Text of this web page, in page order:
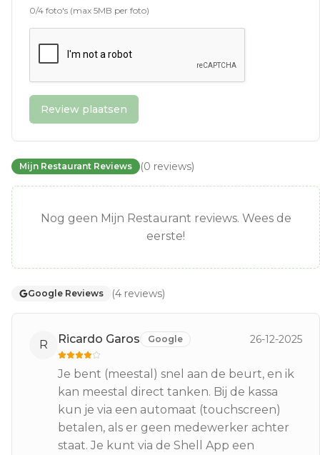
0/4 foto's (max 5MB per foto)
Review plaatsen
Mijn Restaurant Reviews (0 reviews)
Nog geen Mijn Restaurant reviews. Wees de
eerste!
Google Reviews (4 reviews)
R Ricardo Garos Google 26-12-2025
Je bent (meestal) snel aan de beurt, en ik
kan meestal direct tanken. Bij de kassa
kun je via een automaat (touchscreen)
betalen, als er geen medewerker achter
staat. Je kunt via de Shell App een